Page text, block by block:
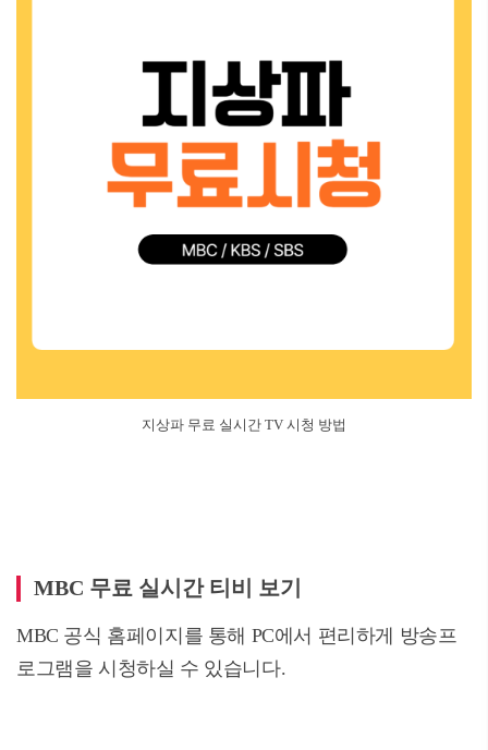
지상파 무료 실시간 TV 시청 방법
MBC 무료 실시간 티비 보기
MBC 공식 홈페이지를 통해 PC에서 편리하게 방송프
로그램을 시청하실 수 있습니다.